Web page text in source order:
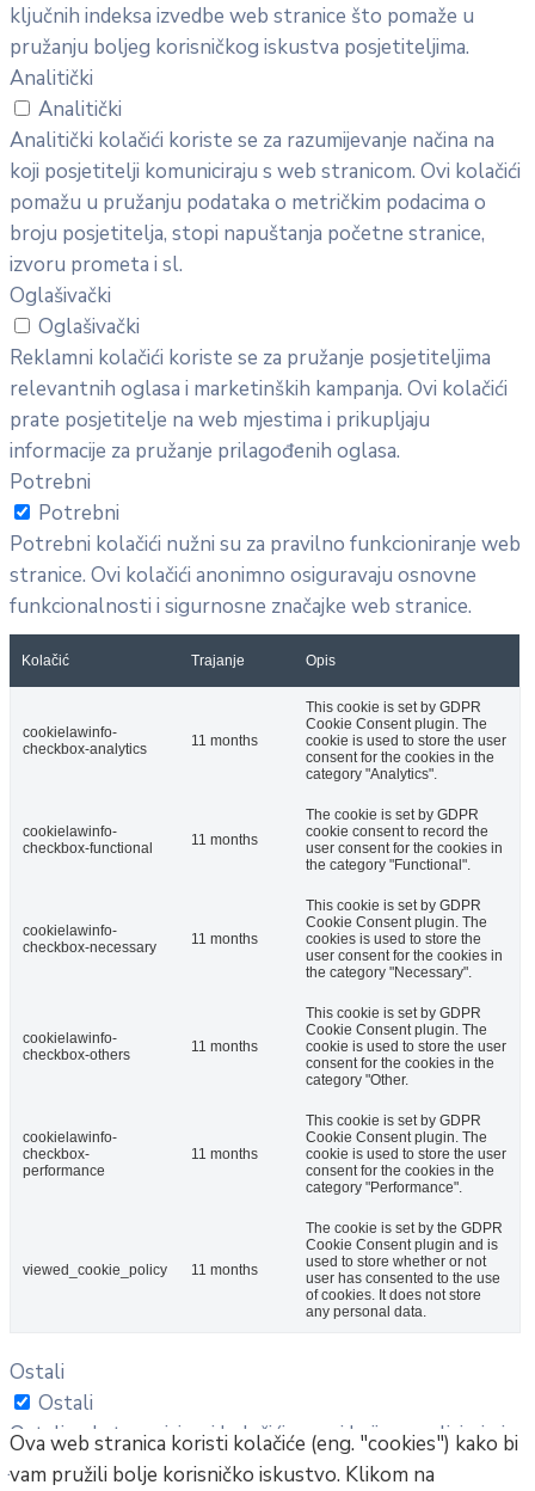
Ova web stranica koristi kolačiće (eng. "cookies") kako bi
vam pružili bolje korisničko iskustvo. Klikom na
ključnih indeksa izvedbe web stranice što pomaže u
pružanju boljeg korisničkog iskustva posjetiteljima.
Analitički
Analitički
Analitički kolačići koriste se za razumijevanje načina na
koji posjetitelji komuniciraju s web stranicom. Ovi kolačići
pomažu u pružanju podataka o metričkim podacima o
broju posjetitelja, stopi napuštanja početne stranice,
izvoru prometa i sl.
Oglašivački
Oglašivački
Reklamni kolačići koriste se za pružanje posjetiteljima
relevantnih oglasa i marketinških kampanja. Ovi kolačići
prate posjetitelje na web mjestima i prikupljaju
informacije za pružanje prilagođenih oglasa.
Potrebni
Potrebni
Potrebni kolačići nužni su za pravilno funkcioniranje web
stranice. Ovi kolačići anonimno osiguravaju osnovne
funkcionalnosti i sigurnosne značajke web stranice.
Kolačić Trajanje Opis
cookielawinfo-
checkbox-analytics
11 months
This cookie is set by GDPR
Cookie Consent plugin. The
cookie is used to store the user
consent for the cookies in the
category "Analytics".
cookielawinfo-
checkbox-functional
11 months
The cookie is set by GDPR
cookie consent to record the
user consent for the cookies in
the category "Functional".
cookielawinfo-
checkbox-necessary
11 months
This cookie is set by GDPR
Cookie Consent plugin. The
cookies is used to store the
user consent for the cookies in
the category "Necessary".
cookielawinfo-
checkbox-others
11 months
This cookie is set by GDPR
Cookie Consent plugin. The
cookie is used to store the user
consent for the cookies in the
category "Other.
cookielawinfo-
checkbox-
performance
11 months
This cookie is set by GDPR
Cookie Consent plugin. The
cookie is used to store the user
consent for the cookies in the
category "Performance".
viewed_cookie_policy 11 months
The cookie is set by the GDPR
Cookie Consent plugin and is
used to store whether or not
user has consented to the use
of cookies. It does not store
any personal data.
Ostali
Ostali
Ostali nekategorizirani kolačići su oni koji se analiziraju i
još nisu klasificirani u kategoriju.